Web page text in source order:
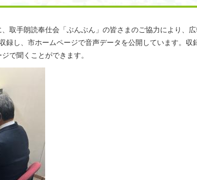
取手朗読奉仕会「ぶんぶん」の皆さまのご協力により、広
録し、市ホームページで音声データを公開しています。収
で聞くことができます。